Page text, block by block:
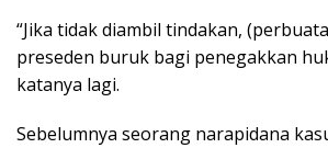
“Jika tidak diambil tindakan,
preseden buruk bagi penegakkan
katanya lagi.
Sebelumnya seorang narapidana